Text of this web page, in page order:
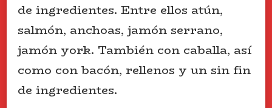
de ingredientes. Entre ellos atún,
salmón, anchoas, jamón serrano,
jamón york. También con caballa, así
como con bacón, rellenos y un sin fin
de ingredientes.